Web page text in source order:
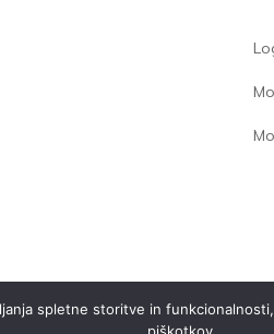
spletne storitve in